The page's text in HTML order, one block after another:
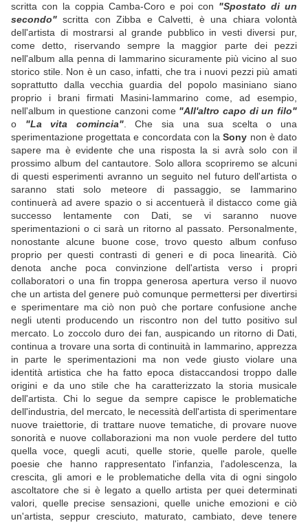
scritta con la coppia Camba-Coro e poi con "Spostato di un
secondo" scritta con Zibba e Calvetti, è una chiara volontà
dell'artista di mostrarsi al grande pubblico in vesti diversi pur,
come detto, riservando sempre la maggior parte dei pezzi
nell'album alla penna di Iammarino sicuramente più vicino al suo
storico stile. Non è un caso, infatti, che tra i nuovi pezzi più amati
soprattutto dalla vecchia guardia del popolo masiniano siano
proprio i brani firmati Masini-Iammarino come, ad esempio,
nell'album in questione canzoni come"All'altro capo di un filo"
o "La vita comincia". Che sia una sua scelta o una
sperimentazione progettata e concordata con laSony non è dato
sapere ma è evidente che una risposta la si avrà solo con il
prossimo album del cantautore. Solo allora scopriremo se alcuni
di questi esperimenti avranno un seguito nel futuro dell'artista o
saranno stati solo meteore di passaggio, se Iammarino
continuerà ad avere spazio o si accentuerà il distacco come già
successo lentamente con Dati, se vi saranno nuove
sperimentazioni o ci sarà un ritorno al passato. Personalmente,
nonostante alcune buone cose, trovo questo album confuso
proprio per questi contrasti di generi e di poca linearità. Ciò
denota anche poca convinzione dell'artista verso i propri
collaboratori o una fin troppa generosa apertura verso il nuovo
che un artista del genere può comunque permettersi per divertirsi
e sperimentare ma ciò non può che portare confusione anche
negli utenti producendo un riscontro non del tutto positivo sul
mercato. Lo zoccolo duro dei fan, auspicando un ritorno di Dati,
continua a trovare una sorta di continuità in Iammarino, apprezza
in parte le sperimentazioni ma non vede giusto violare una
identità artistica che ha fatto epoca distaccandosi troppo dalle
origini e da uno stile che ha caratterizzato la storia musicale
dell'artista. Chi lo segue da sempre capisce le problematiche
dell'industria, del mercato, le necessità dell'artista di sperimentare
nuove traiettorie, di trattare nuove tematiche, di provare nuove
sonorità e nuove collaborazioni ma non vuole perdere del tutto
quella voce, quegli acuti, quelle storie, quelle parole, quelle
poesie che hanno rappresentato l'infanzia, l'adolescenza, la
crescita, gli amori e le problematiche della vita di ogni singolo
ascoltatore che si è legato a quello artista per quei determinati
valori, quelle precise sensazioni, quelle uniche emozioni e ciò
un'artista, seppur cresciuto, maturato, cambiato, deve tenere